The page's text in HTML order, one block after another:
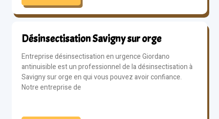
Désinsectisation Savigny sur orge
Entreprise désinsectisation en urgence Giordano
antinuisible est un professionnel de la désinsectisation à
Savigny sur orge en qui vous pouvez avoir confiance.
Notre entreprise de